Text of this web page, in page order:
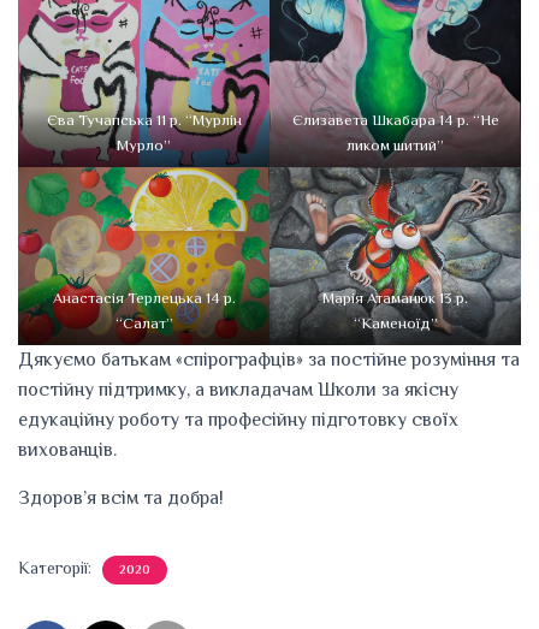
Єва Тучапська 11 р. “Мурлін
Мурло”
Єлизавета Шкабара 14 р. “Не
ликом шитий”
Анастасія Терлецька 14 р.
“Салат”
Марія Атаманюк 13 р.
“Каменоїд”
Дякуємо батькам «спірографців» за постійне розуміння та
постійну підтримку, а викладачам Школи за якісну
едукаційну роботу та професійну підготовку своїх
вихованців.
Здоров’я всім та добра!
Категорії: 2020